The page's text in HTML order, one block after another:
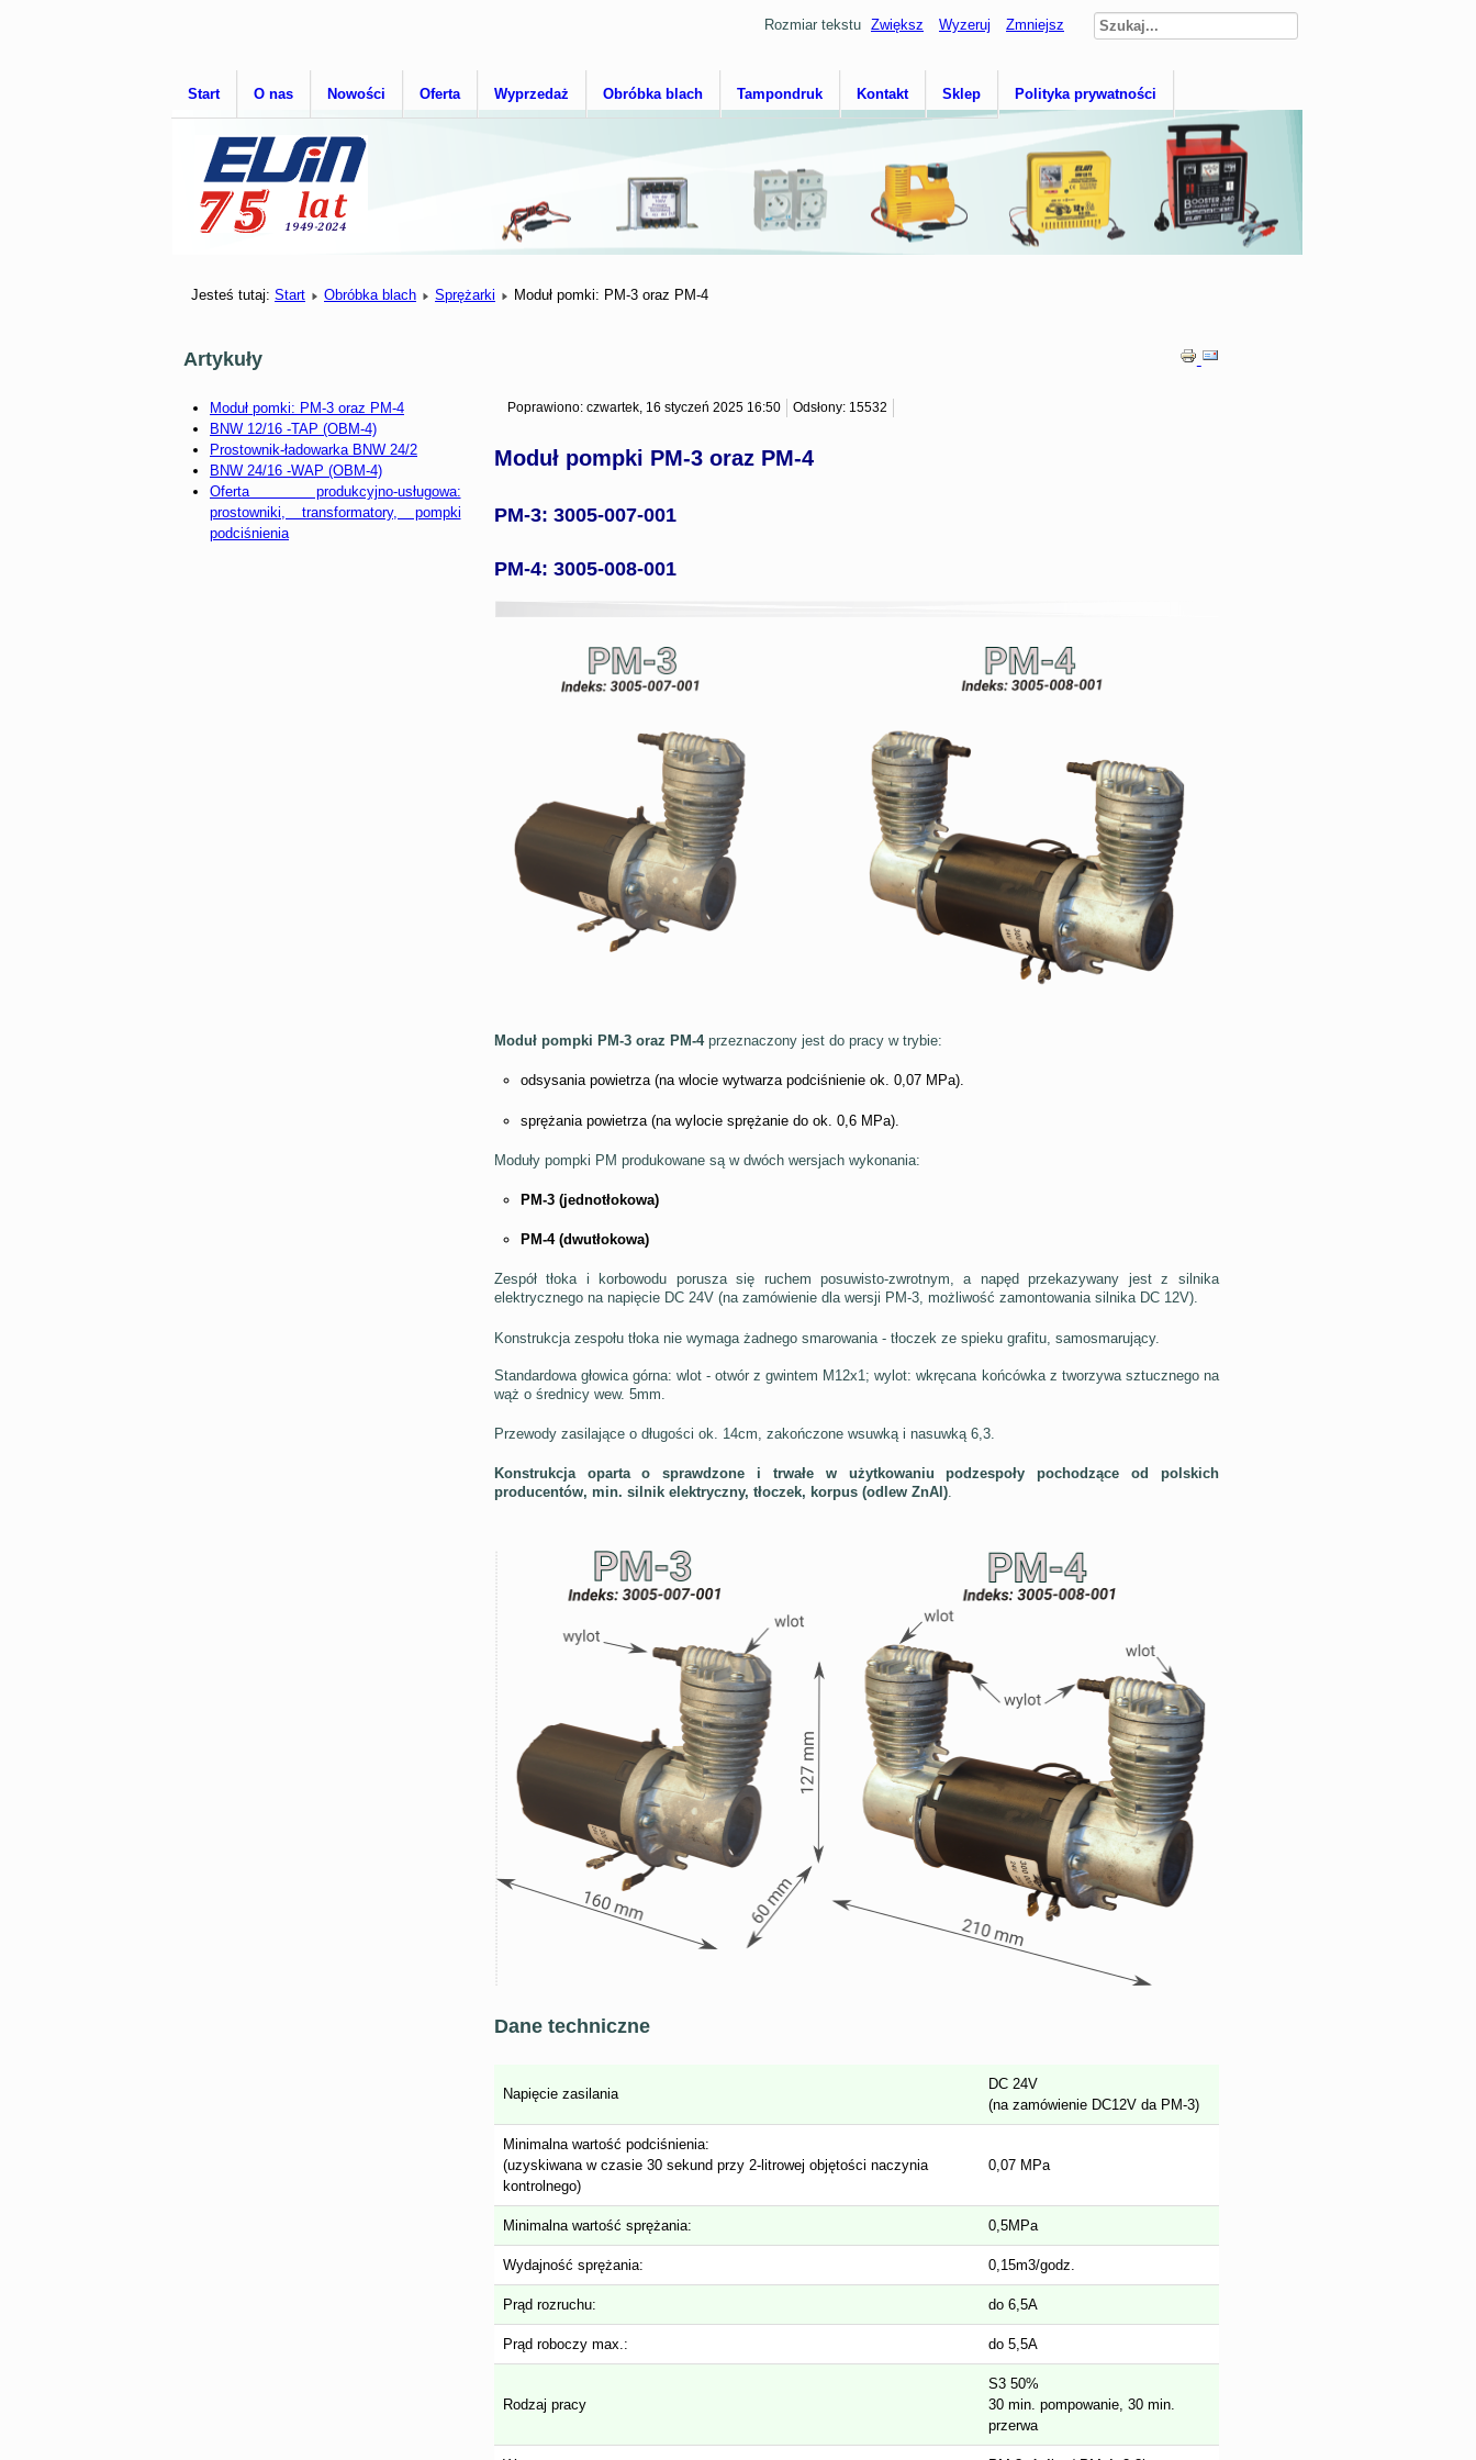
Start O nas Nowości Oferta Wyprzedaż Obróbka blach Tampondruk Kontakt Sklep Polityka prywatności
Rozmiar tekstu Zwiększ Wyzeruj Zmniejsz
Jesteś tutaj: Start Obróbka blach Sprężarki Moduł pomki: PM-3 oraz PM-4
Artykuły
Moduł pomki: PM-3 oraz PM-4
BNW 12/16 -TAP (OBM-4)
Prostownik-ładowarka BNW 24/2
BNW 24/16 -WAP (OBM-4)
Oferta produkcyjno-usługowa:
prostowniki, transformatory, pompki
podciśnienia
Poprawiono: czwartek, 16 styczeń 2025 16:50 Odsłony: 15532
Moduł pompki PM-3 oraz PM-4
PM-3: 3005-007-001
PM-4: 3005-008-001
Moduł pompki PM-3 oraz PM-4przeznaczony jest do pracy w trybie:
odsysania powietrza (na wlocie wytwarza podciśnienie ok. 0,07 MPa).
sprężania powietrza (na wylocie sprężanie do ok. 0,6 MPa).
Moduły pompki PM produkowane są w dwóch wersjach wykonania:
PM-3 (jednotłokowa)
PM-4 (dwutłokowa)
Zespół tłoka i korbowodu porusza się ruchem posuwisto-zwrotnym, a napęd przekazywany jest z silnika
elektrycznego na napięcie DC 24V (na zamówienie dla wersji PM-3, możliwość zamontowania silnika DC 12V).
Konstrukcja zespołu tłoka nie wymaga żadnego smarowania - tłoczek ze spieku grafitu, samosmarujący.
Standardowa głowica górna: wlot - otwór z gwintem M12x1; wylot: wkręcana końcówka z tworzywa sztucznego na
wąż o średnicy wew. 5mm.
Przewody zasilające o długości ok. 14cm, zakończone wsuwką i nasuwką 6,3.
Konstrukcja oparta o sprawdzone i trwałe w użytkowaniu podzespoły pochodzące od polskich
producentów, min. silnik elektryczny, tłoczek, korpus (odlew ZnAl).
Dane techniczne
Napięcie zasilania
DC 24V
(na zamówienie DC12V da PM-3)
Minimalna wartość podciśnienia:
(uzyskiwana w czasie 30 sekund przy 2-litrowej objętości naczynia
kontrolnego)
0,07 MPa
Minimalna wartość sprężania: 0,5MPa
Wydajność sprężania: 0,15m3/godz.
Prąd rozruchu: do 6,5A
Prąd roboczy max.: do 5,5A
Rodzaj pracy
S3 50%
30 min. pompowanie, 30 min.
przerwa